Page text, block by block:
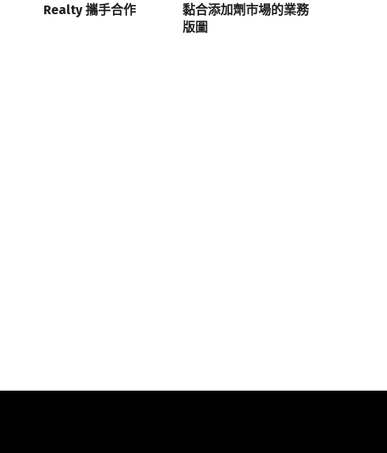
Realty 攜手合作
黏合添加劑市場的業務
版圖